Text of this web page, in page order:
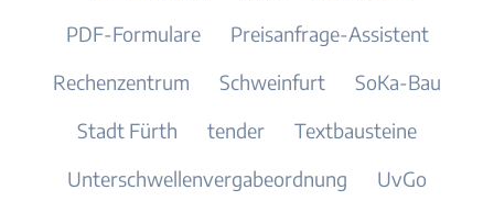
PDF-Formulare
Preisanfrage-Assistent
Rechenzentrum
Schweinfurt
SoKa-Bau
Stadt Fürth
tender
Textbausteine
Unterschwellenvergabeordnung
UvGo